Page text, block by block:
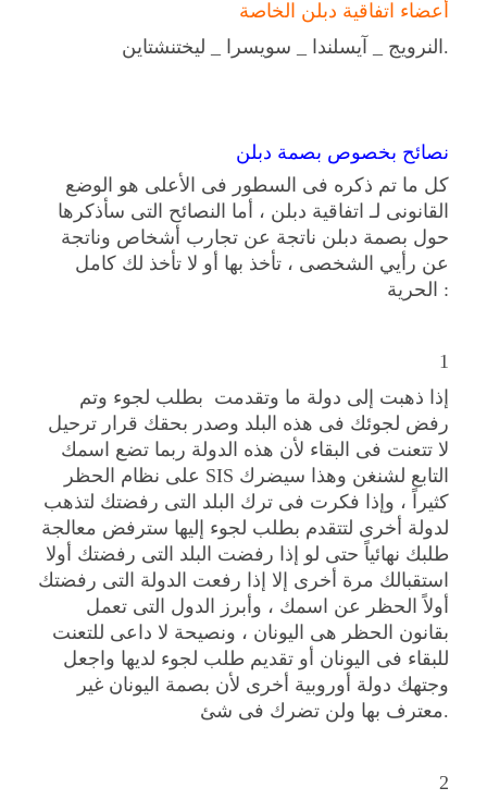
أعضاء اتفاقية دبلن الخاصة
النرويج _ آيسلندا _ سويسرا _ ليختنشتاين.
نصائح بخصوص بصمة دبلن
كل ما تم ذكره فى السطور فى الأعلى هو الوضع
القانونى لـ اتفاقية دبلن ، أما النصائح التى سأذكرها
حول بصمة دبلن ناتجة عن تجارب أشخاص وناتجة
عن رأيي الشخصى ، تأخذ بها أو لا تأخذ لك كامل
الحرية :
1
رفض لجوئك فى هذه البلد وصدر بحقك قرار ترحيل
لا تتعنت فى البقاء لأن هذه الدولة ربما تضع اسمك
على نظام الحظر SIS التابع لشنغن وهذا سيضرك
كثيراً ، وإذا فكرت فى ترك البلد التى رفضتك لتذهب
لدولة أخرى لتتقدم بطلب لجوء إليها سترفض معالجة
طلبك نهائياً حتى لو إذا رفضت البلد التى رفضتك أولا
استقبالك مرة أخرى إلا إذا رفعت الدولة التى رفضتك
أولاً الحظر عن اسمك ، وأبرز الدول التى تعمل
بقانون الحظر هى اليونان ، ونصيحة لا داعى للتعنت
للبقاء فى اليونان أو تقديم طلب لجوء لديها واجعل
وجتهك دولة أوروبية أخرى لأن بصمة اليونان غير
معترف بها ولن تضرك فى شئ.
2